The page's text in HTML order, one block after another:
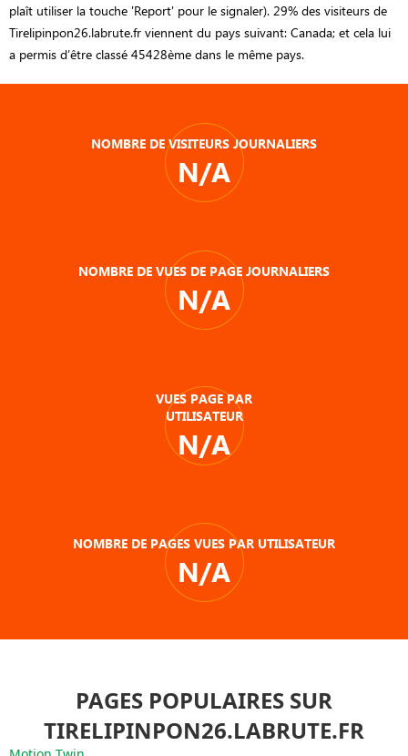
plaît utiliser la touche 'Report' pour le signaler). 29% des visiteurs de
Tirelipinpon26.labrute.fr viennent du pays suivant: Canada; et cela lui
a permis d’être classé 45428ème dans le même pays.
NOMBRE DE VISITEURS JOURNALIERS
N/A
NOMBRE DE VUES DE PAGE JOURNALIERS
N/A
VUES PAGE PAR
UTILISATEUR
N/A
NOMBRE DE PAGES VUES PAR UTILISATEUR
N/A
PAGES POPULAIRES SUR
TIRELIPINPON26.LABRUTE.FR